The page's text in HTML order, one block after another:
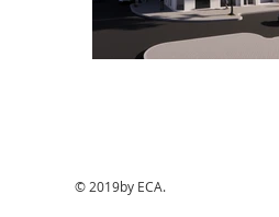
© 2019by ECA.